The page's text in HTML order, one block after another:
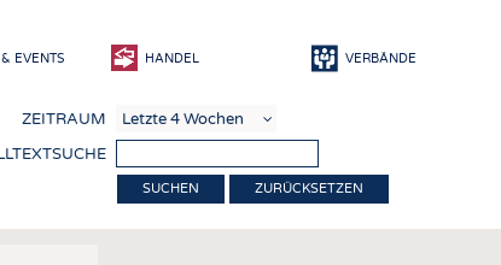
EVENTS HANDEL VERBÄNDE
ZEITRAUM
ZURÜCKSETZEN